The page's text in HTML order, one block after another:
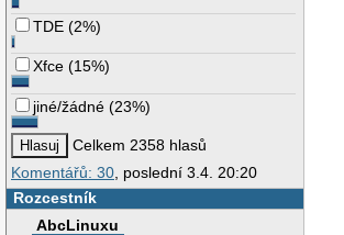
TDE (2%)
Xfce (15%)
jiné/žádné (23%)
Celkem 2358 hlasů
Komentářů: 30, poslední 3.4. 20:20
Rozcestník
AbcLinuxu